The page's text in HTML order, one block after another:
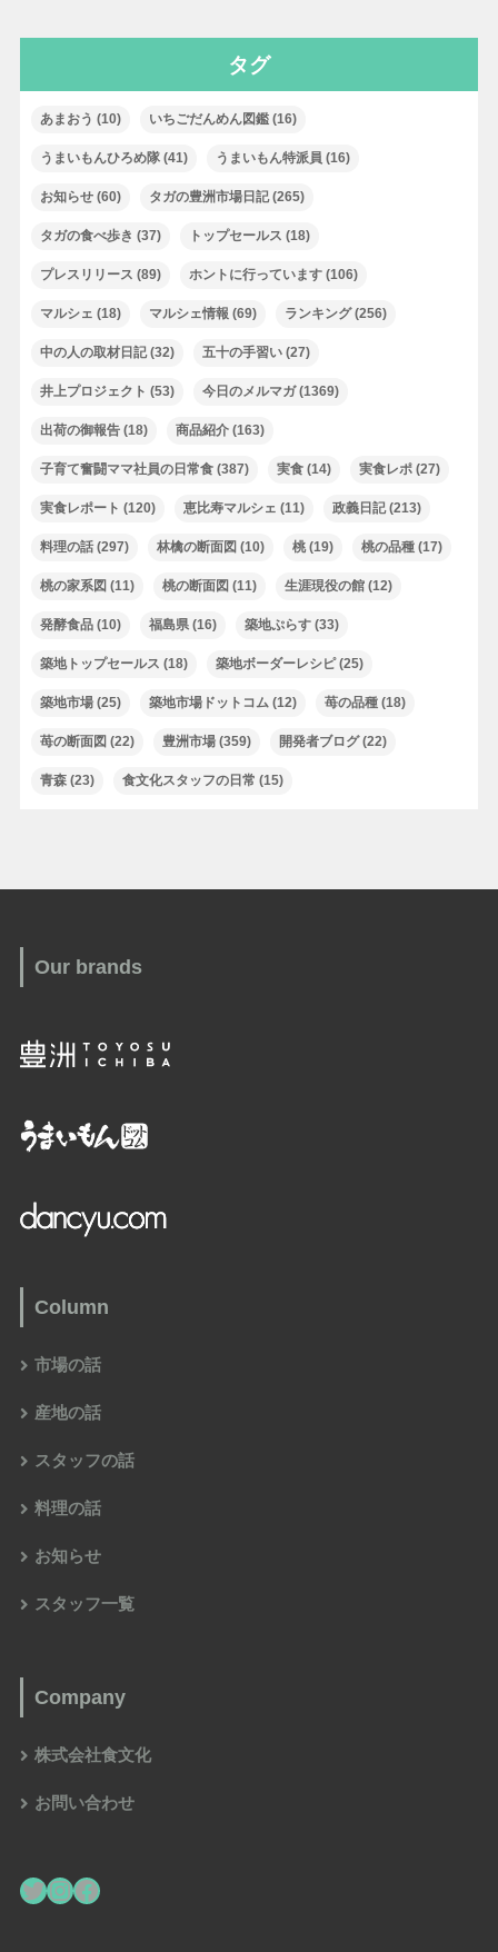
タグ
あまおう (10) いちごだんめん図鑑(16)
うまいもんひろめ隊(41) うまいもん特派員 (16)
お知らせ(60) タガの豊洲市場日記(265)
タガの食べ歩き (37) トップセールス (18)
プレスリリース (89) ホントに行っています(106)
マルシェ (18) マルシェ情報 (69) ランキング(256)
中の人の取材日記(32) 五十の手習い(27)
井上プロジェクト (53) 今日のメルマガ(1369)
出荷の御報告(18) 商品紹介(163)
子育て奮闘ママ社員の日常食(387) 実食(14) 実食レポ(27)
実食レポート (120) 恵比寿マルシェ (11) 政義日記(213)
料理の話(297) 林檎の断面図 (10) 桃(19) 桃の品種(17)
桃の家系図 (11) 桃の断面図 (11) 生涯現役の館(12)
発酵食品(10) 福島県(16) 築地ぷらす(33)
築地トップセールス (18) 築地ボーダーレシピ(25)
築地市場(25) 築地市場ドットコム(12) 苺の品種(18)
苺の断面図 (22) 豊洲市場(359) 開発者ブログ(22)
青森(23) 食文化スタッフの日常 (15)
Our brands
Column
市場の話
産地の話
スタッフの話
料理の話
お知らせ
スタッフ一覧
Company
株式会社食文化
お問い合わせ